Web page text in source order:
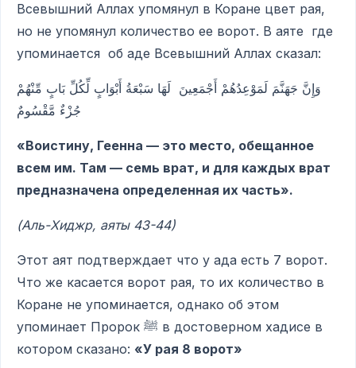
Всевышний Аллах упомянул в Коране цвет рая,
но не упомянул количество ее ворот. В аяте где
упоминается об аде Всевышний Аллах сказал:
وَإِنَّ جَهَنَّمَ لَمَوْعِدُهُمْ أَجْمَعِينَ لَهَا سَبْعَةُ أَبْوَابٍ لِّكُلِّ بَابٍ مِّنْهُمْ
جُزْءٌ مَّقْسُومٌ
«Воистину, Геенна — это место, обещанное
всем им. Там — семь врат, и для каждых врат
предназначена определенная их часть».
(Аль-Хиджр, аяты 43-44)
Этот аят подтверждает что у ада есть 7 ворот.
Что же касается ворот рая, то их количество в
Коране не упоминается, однако об этом
упоминает Пророк ﷺ в достоверном хадисе в
котором сказано: «У рая 8 ворот»